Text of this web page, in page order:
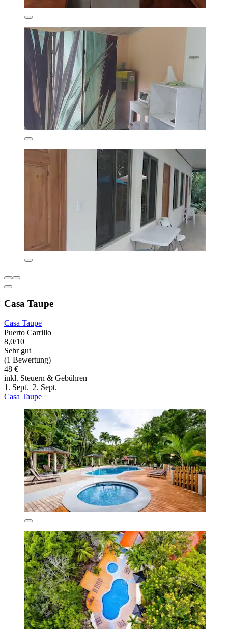
Casa Taupe
Casa Taupe
Puerto Carrillo
8,0/10
Sehr gut
(1 Bewertung)
48 €
inkl. Steuern & Gebühren
1. Sept.–2. Sept.
Casa Taupe